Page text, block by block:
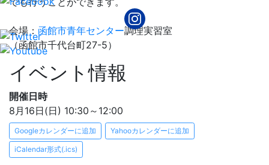
会場： 函館市青年センター調理実習室
（函館市千代台町27-5）
イベント情報
開催日時
8月16日(日) 10:30～12:00
Googleカレンダーに追加 Yahooカレンダーに追加
iCalendar形式(.ics)